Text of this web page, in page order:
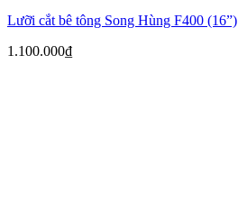
Lưỡi cắt bê tông Song Hùng F400 (16”)
1.100.000₫